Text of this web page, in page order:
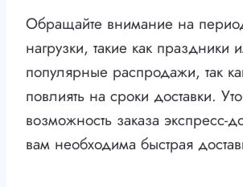
Обращайте внимание на
нагрузки, такие как праздники
популярные распродажи, так
повлиять на сроки доставки.
возможность заказа экспресс-
вам необходима быстрая